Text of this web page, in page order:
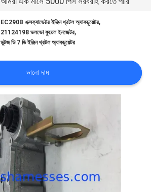
EC290B এক্সক্যাভেটর ইঞ্জিন থ্রটল অ্যাকচুয়েটর,
21124198 ভলভো ফুয়েল ইনজেক্টর,
ডুটজ ডি 7 ডি ইঞ্জিন থ্রটল অ্যাকচুয়েটর
ভালো দাম